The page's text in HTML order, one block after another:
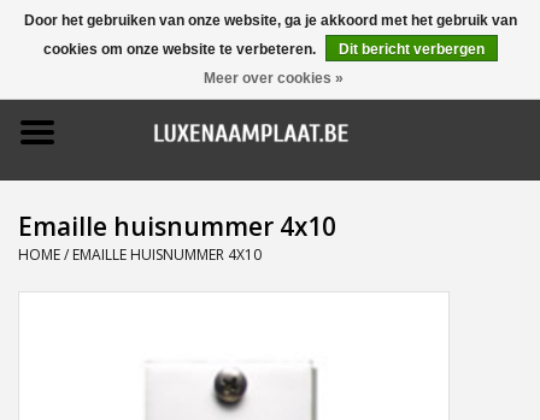
0 Artikelen - €0,00
Home
Promoties
Naamborden
Emaille huisnummer 4x10
HOME/ EMAILLE HUISNUMMER 4X10
Door het gebruiken van onze website, ga je akkoord met het gebruik van
cookies om onze website te verbeteren.
Dit bericht verbergen
Meer over cookies »